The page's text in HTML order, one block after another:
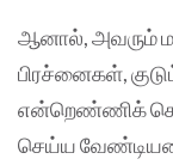
ஆனால், அவரும்
பிரச்னைகள்,
என்றெண்ணிக்
செய்ய